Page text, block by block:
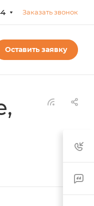
Заказать звонок
Оставить заявку